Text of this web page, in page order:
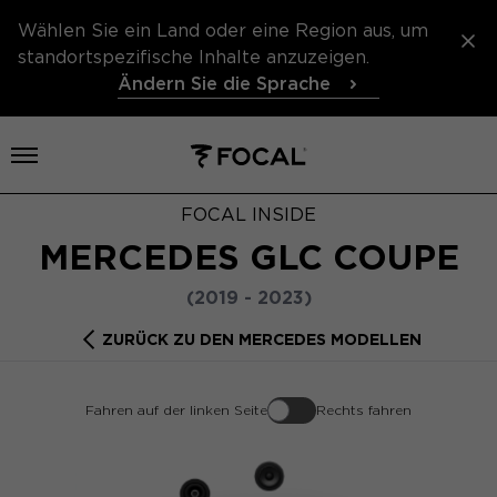
Wählen Sie ein Land oder eine Region aus, um
standortspezifische Inhalte anzuzeigen.
Ändern Sie die Sprache
Menü öffnen
FOCAL INSIDE
MERCEDES GLC COUPE
(2019 - 2023)
ZURÜCK ZU DEN MERCEDES MODELLEN
Fahren auf der linken Seite Rechts fahren